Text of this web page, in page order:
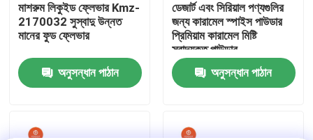
আমাদের সম্পর্কে
কারখানা ভ্রমণ
মাশরুম লিকুইড ফ্লেভার Kmz-
2170032 সুস্বাদু উন্নত
মানের ফুড ফ্লেভার
অনুসন্ধান পাঠান
ডেজার্ট এবং সিরিয়াল পণ্যগুলির
জন্য কারামেল স্পাইস পাউডার
প্রিমিয়াম কারামেল মিষ্টি
স্বাদযুক্ত পাউডার
অনুসন্ধান পাঠান